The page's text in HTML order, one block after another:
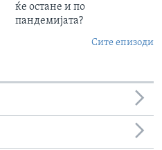
ќе остане и по
пандемијата?
Сите епизоди